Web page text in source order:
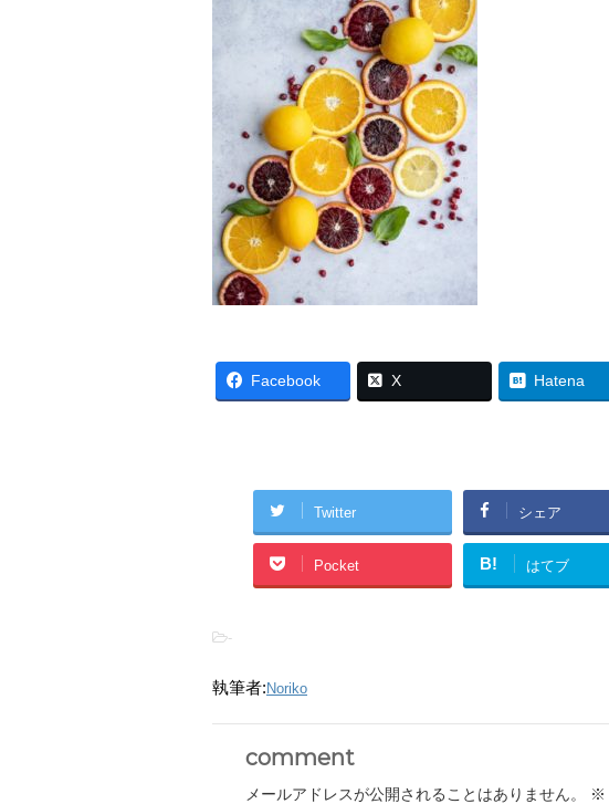
Facebook X Hatena
Twitter シェア
Pocket B! はてブ
-
執筆者: Noriko
comment
メールアドレスが公開されることはありません。 ※